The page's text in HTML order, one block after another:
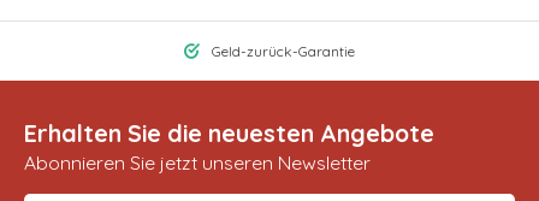
Geld-zurück-Garantie
Erhalten Sie die neuesten Angebote
Abonnieren Sie jetzt unseren Newsletter